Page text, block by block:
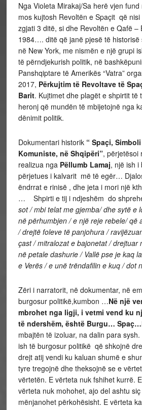
Nga Violeta Mirakaj/Sa herë vjen
mos kujtosh Revoltën e Spaçit që
zgjati 3 ditë, si dhe Revoltën e Qafë –
1984…. ditë që janë pjesë të historisë
në New York, me nismën e një grupi
të përndjekurish politik, në
Panshqiptare të Amerikës “Vatra”
2017, Përkujtim të Revoltave të
Barit. Kujtimet dhe plagët e shpirtit
heronj që mundën të mbijetojnë nga
dënimit politik.
Dokumentari historik “ Spaçi,
Komuniste, në Shqipëri”, përjetësoi
realizua nga Pëllumb Lamaj, një ish i
përjetues i kalvarit më të egër…
ëndrrat e rinisë , dhe jeta i mori një
… Shpirti e tij i ndjeshëm do
sot / mbi telat me gjemba/ dhe sytë e
në përhumbjen / e një reje rebele/ që
/ drejtë foleve të panjohura /
çast / mitralozat e bajonetat / drejtuar
në petale dashurie / Vallë pse je kaq
e Verës / e unë trëndafilin e kuq / dot
Zëri i narratorit, në dokumentar, në
burgosur politikë,kumbon …Në një
mbrohet nga ligji, i vetmi vend ku
të ndershëm, është Burgu… Spaç…
mbajtën të izoluar, na dalin para sysh.
ish të burgosur politikë që shkojnë
drejt atij vendi ku kaluan shumë e
tyre tregojnë dhe theksojnë se e
vërtetën. E vërteta nuk fshihet kurrë.
vërteta nuk mohohet, ajo del ashtu
mënjanohet përkohësisht. E vërteta